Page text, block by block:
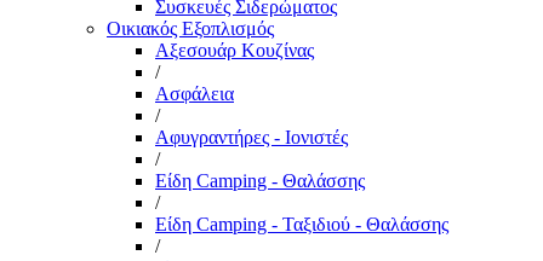
Συσκευές Σιδερώματος
Οικιακός Εξοπλισμός
Αξεσουάρ Κουζίνας
/
Ασφάλεια
/
Αφυγραντήρες - Ιονιστές
/
Είδη Camping - Θαλάσσης
/
Είδη Camping - Ταξιδιού - Θαλάσσης
/